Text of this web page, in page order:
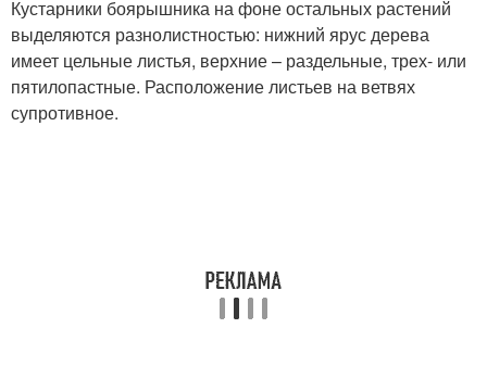
Кустарники боярышника на фоне остальных растений
выделяются разнолистностью: нижний ярус дерева
имеет цельные листья, верхние – раздельные, трех- или
пятилопастные. Расположение листьев на ветвях
супротивное.